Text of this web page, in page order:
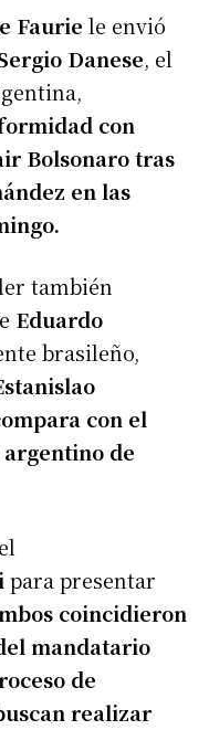
Faurie le envió
Danese, el
con
Bolsonaro tras
en las
también
Eduardo
brasileño,
con el
de
para presentar
coincidieron
mandatario
de
realizar